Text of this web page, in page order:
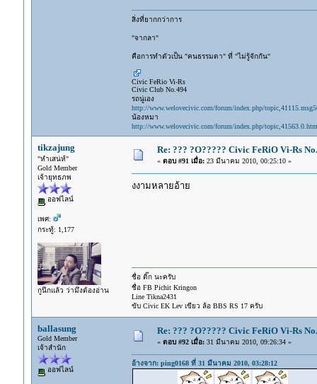
สิ่งที่ยากกว่าการ
"จากลา"
คือการทำตัวเป็น "คนธรรมดา" ที่ "ไม่รู้จักกัน"
Civic FeRio Vi-Rs
Civic Club No.494
รถนู่เอง
http://www.welovecivic.com/forum/index.php/
น้องหมา
http://www.welovecivic.com/forum/index.php/
tikzajung
"หำเสน่ห์"
Gold Member
เจ้ายุทธภพ
ออฟไลน์
เพศ:
กระทู้: 1,177
กูนึกแล้ว ว่ามึงต้องอ่าน
Re: ??? ?O????? Civic FeRiO Vi-Rs
« ตอบ #91 เมื่อ:23 มีนาคม 2010, 00:25:10 »
งงามหลายอ้าย
ชื่อ ติ๊ก นะครับ
ชื่อ FB Pichit Kringon
Line Tikna2431
ขับ Civic EK Lev เขียว ล้อ BBS RS 17 ครับ
ballasung
Gold Member
เจ้าสำนัก
ออฟไลน์
Re: ??? ?O????? Civic FeRiO Vi-Rs
« ตอบ #92 เมื่อ:31 มีนาคม 2010, 09:26:34 »
อ้างจาก: ping0168 ที่ 31 มีนาคม 2010, 03:28:12